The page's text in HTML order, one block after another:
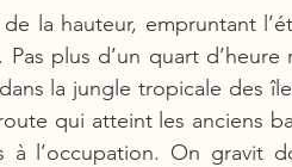
la hauteur, empruntant
plus d’un quart
la jungle tropicale des
qui atteint les anciens
à l’occupation. On gravit